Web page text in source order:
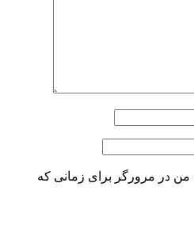
من در مرورگر برای زمانی که